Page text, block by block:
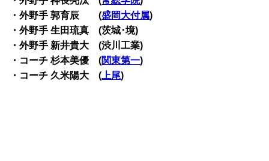
・外野手 郭育辰 (盛岡大付属)
・外野手 生田琉真 (茨城･境)
・外野手 新井貴大 (渋川工業)
・コーチ 杉本美優 (関東第一)
・コーチ 久米陽大 ( 上尾)